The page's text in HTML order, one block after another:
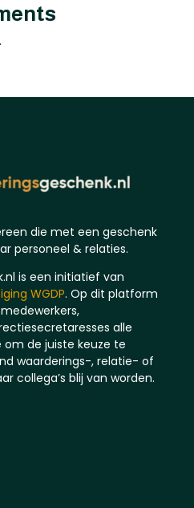
die met een geschenk
personeel & relaties.
is een initiatief van
WGDP. Op dit platform
alle
de juiste keuze te
waarderings-, relatie- of
collega’s blij van worden.